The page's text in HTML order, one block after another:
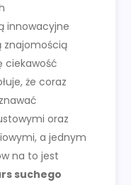
innowacyjne
znajomością
ciekawość
że coraz
oraz
a jednym
na to jest
suchego